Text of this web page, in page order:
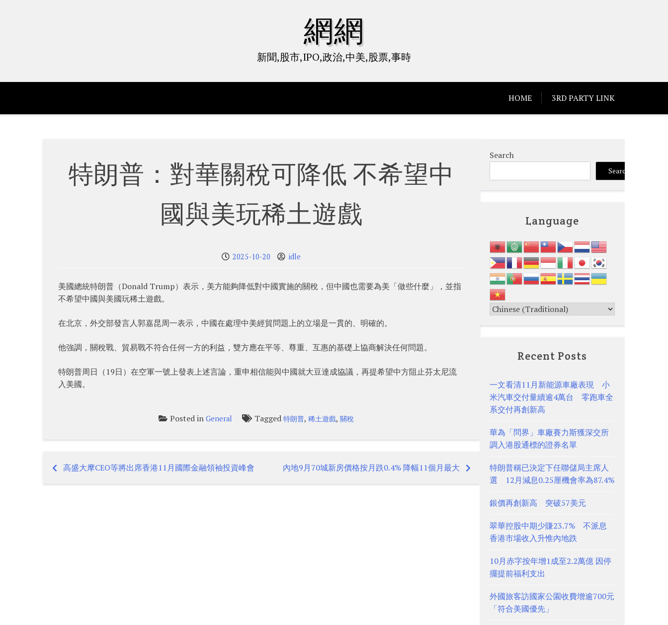
網網
新聞,股市,IPO,政治,中美,股票,事時
HOME 3RD PARTY LINK
特朗普：對華關稅可降低 不希望中
國與美玩稀土遊戲
2025-10-20 idle
美國總統特朗普（Donald Trump）表示，美方能夠降低對中國實施的關稅，但中國也需要為美「做些什麼」，並指
不希望中國與美國玩稀土遊戲。
在北京，外交部發言人郭嘉昆周一表示，中國在處理中美經貿問題上的立場是一貫的、明確的。
他強調，關稅戰、貿易戰不符合任何一方的利益，雙方應在平等、尊重、互惠的基礎上協商解決任何問題。
特朗普周日（19日）在空軍一號上發表上述言論，重申相信能與中國就大豆達成協議，再提希望中方阻止芬太尼流
入美國。
Posted inGeneral Tagged特朗普,稀土遊戲,關稅
Post
高盛大摩CEO等將出席香港11月國際金融領袖投資峰會 內地9月70城新房價格按月跌0.4% 降幅11個月最大
Search
Search
Language
Recent Posts
一文看清11月新能源車廠表現 小
米汽車交付量續逾4萬台 零跑車全
系交付再創新高
華為「問界」車廠賽力斯獲深交所
調入港股通標的證券名單
特朗普稱已決定下任聯儲局主席人
選 12月減息0.25厘機會率為87.4%
銀價再創新高 突破57美元
翠華控股中期少賺23.7% 不派息
香港市場收入升惟內地跌
10月赤字按年增1成至2.2萬億 因停
擺提前福利支出
外國旅客訪國家公園收費增逾700元
「符合美國優先」